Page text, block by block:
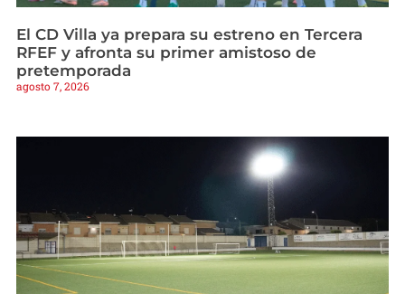
El CD Villa ya prepara su estreno en Tercera
RFEF y afronta su primer amistoso de
pretemporada
agosto 7, 2026